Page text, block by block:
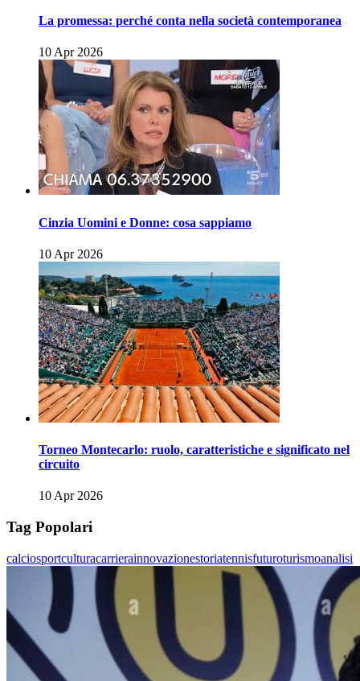
La promessa: perché conta nella società contemporanea
10 Apr 2026
Cinzia Uomini e Donne: cosa sappiamo
10 Apr 2026
Torneo Montecarlo: ruolo, caratteristiche e significato nel
circuito
10 Apr 2026
Tag Popolari
calciosportculturacarrierainnovazionestoriatennisfuturoturismoanalisi